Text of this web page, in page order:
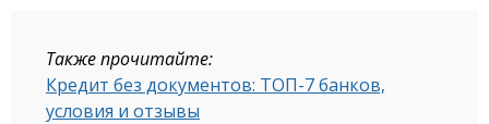
Также прочитайте:
Кредит без документов: ТОП-7 банков,
условия и отзывы